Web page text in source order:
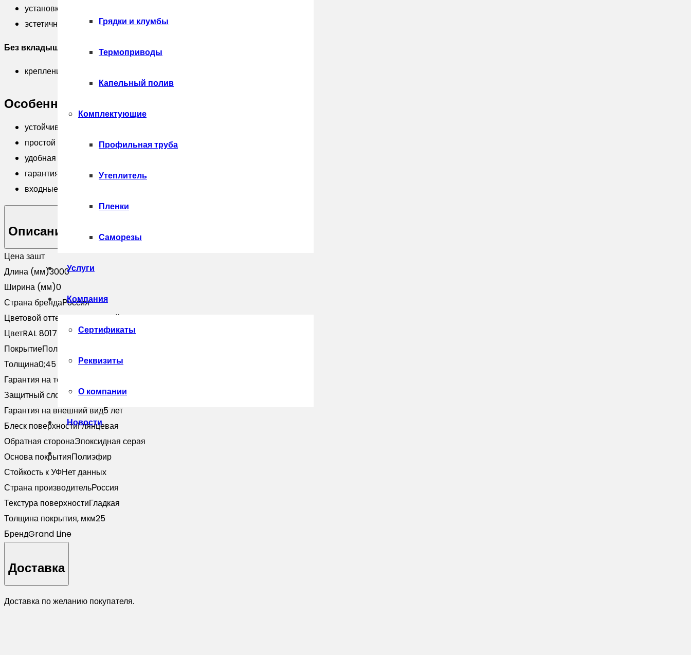
Грядки и клумбы
Термоприводы
Капельный полив
Комплектующие
Профильная труба
Утеплитель
Пленки
Саморезы
Услуги
Компания
Сертификаты
Реквизиты
О компании
Новости
установка без разметки (в отличие от монтажа с заклепками, саморезами)
эстетичный внешний вид
Без вкладыша:
крепление ламелей саморезами, заклепками
Особенности:
устойчивость к ветровым нагрузкам — пропускают свет и воздух
простой монтаж без сварки
удобная транспортировка
гарантия до 50 лет
входные группы с большой гарантией
Описание
Цена зашт
Длина (мм)3000
Ширина (мм)0
Страна брендаРоссия
Цветовой оттенок
Коричневый
ЦветRAL 8017
ПокрытиеПолиэстер
Толщина0;45
Гарантия на технические хара
Защитный слой, г/м2Zn 60-100
Гарантия на внешний вид5 лет
Блеск поверхностиГлянцевая
Обратная сторонаЭпоксидная серая
Основа покрытияПолиэфир
Стойкость к УФНет данных
Страна производительРоссия
Текстура поверхностиГладкая
Толщина покрытия, мкм25
БрендGrand Line
Доставка
Доставка по желанию покупателя.